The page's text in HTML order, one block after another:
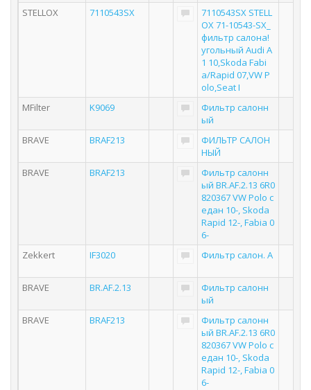
STELLOX
7110543SX
7110543SX STELL
OX 71-10543-SX_
фильтр салона!
угольный Audi A
1 10,Skoda Fabi
a/Rapid 07,VW P
olo,Seat I
MFilter
K9069
Фильтр салонн
ый
BRAVE
BRAF213
ФИЛЬТР САЛОН
НЫЙ
BRAVE
BRAF213
Фильтр салонн
ый BR.AF.2.13 6R0
820367 VW Polo с
едан 10-, Skoda
Rapid 12-, Fabia 0
6-
Zekkert
IF3020 Фильтр салон. A
BRAVE BR.AF.2.13
Фильтр салонн
ый
BRAVE
BRAF213
Фильтр салонн
ый BR.AF.2.13 6R0
820367 VW Polo с
едан 10-, Skoda
Rapid 12-, Fabia 0
6-